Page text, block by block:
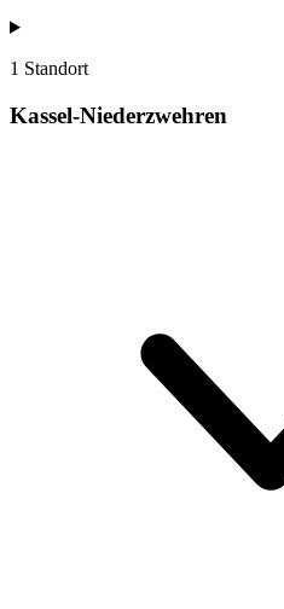
1 Standort
Kassel-Niederzwehren